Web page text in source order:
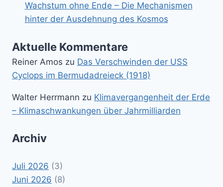
Wachstum ohne Ende – Die Mechanismen
hinter der Ausdehnung des Kosmos
Aktuelle Kommentare
Reiner Amos zu Das Verschwinden der USS
Cyclops im Bermudadreieck (1918)
Walter Herrmann zu Klimavergangenheit der Erde
– Klimaschwankungen über Jahrmilliarden
Archiv
Juli 2026 (3)
Juni 2026 (8)